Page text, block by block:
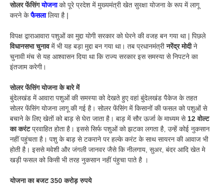
सोलर फेंसिंगयोजनाको पूरे प्रदेश में मुख्यमंत्री खेत सुरक्षा योजना के रूप में लागू
करने केफैसलालिया है |
विपक्ष द्वाराआवारा पशुओं का मुद्दा योगी सरकार को घेरने की वजह बन गया था | पिछले
विधानसभा चुनावमें भी यह बड़ा मुद्दा बन गया था। तब प्रधानमंत्रीनरेंद्र मोदीने
चुनावी मंच से यह आश्वासन दिया था कि राज्य सरकार इस समस्या से निपटने का
इंतजाम करेगी।
सोलर फेंसिंग योजना के बारे में
बुंदेलखंड में आवारा पशुओं की समस्या को देखते हुए वहां बुंदेलखंड पैकेज के तहत
सोलर फेंसिंग योजना लागू की गई है। सोलर फेंसिंग में किसानों की फसल को पशुओं से
बचाने के लिए खेतों को बाड़ से घेरा जाता है। बाड़ में सौर ऊर्जा के माध्यम से 12 वोल्ट
का करंटप्रवाहित होता है। इससे सिर्फ पशुओं को झटका लगता है, उन्हें कोई नुकसान
नहीं पहुंचता है। पशु के बाड़ से टकराने पर हल्के करंट के साथ सायरन की आवाज भी
होती है। इससे मवेशी और जंगली जानवर जैसे कि नीलगाय, सुअर, बंदर आदि खेत मे
खड़ी फसल को किसी भी तरह नुकसान नहीं पंहुचा पाते है ।
योजना का बजट 350 करोड़ रुपये